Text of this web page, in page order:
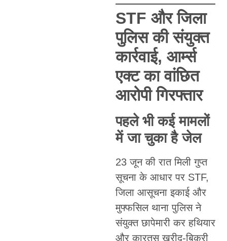
STF और जिला
पुलिस की संयुक्त
कार्रवाई, आर्म्स
एक्ट का वांछित
आरोपी गिरफ्तार
पहले भी कई मामलों
में जा चुका है जेल
23 जून की रात मिली गुप्त
सूचना के आधार पर STF,
जिला आसूचना इकाई और
मुफ्फसिल थाना पुलिस ने
संयुक्त छापेमारी कर हथियार
और कारतूस खरीद-बिक्री